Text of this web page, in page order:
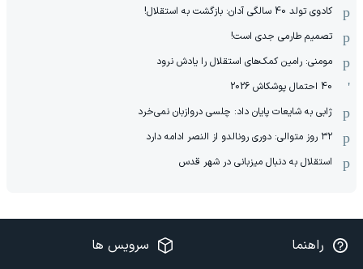
کادوی تولد 40 سالگی آدان: بازگشت به استقلال!
تصمیم طارمی جدی است!
مومنی: رامین کمک‌های استقلال را یادش نرود
40 احتمال پوشکاش 2026
ژابی به شایعات پایان داد: چلسی دروازبان نمی‌خرد
۳۲ روز متوالی: دوری رونالدو از النصر ادامه دارد
استقلال به دنبال میزبانی در شهر قدس
راهنما سرویس ها